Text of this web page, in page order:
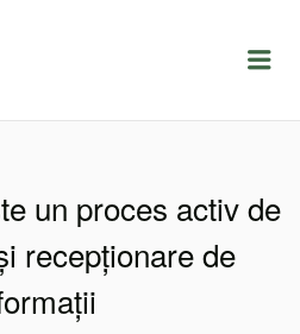
un proces activ de
recepţionare de